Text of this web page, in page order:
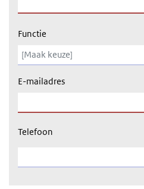
Functie
E-mailadres
Telefoon